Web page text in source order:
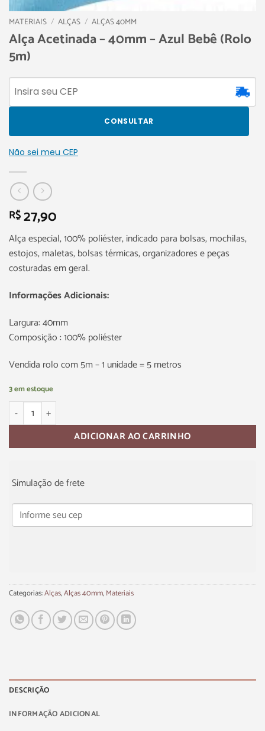
MATERIAIS / ALÇAS / ALÇAS 40MM
Alça Acetinada – 40mm – Azul Bebê (Rolo
5m)
CONSULTAR
Não sei meu CEP
R$27,90
Alça especial, 100% poliéster, indicado para bolsas, mochilas,
estojos, maletas, bolsas térmicas, organizadores e peças
costuradas em geral.
Informações Adicionais:
Largura: 40mm
Composição : 100% poliéster
Vendida rolo com 5m – 1 unidade = 5 metros
3 em estoque
ADICIONAR AO CARRINHO
Simulação de frete
Categorias:Alças,Alças 40mm,Materiais
DESCRIÇÃO
INFORMAÇÃO ADICIONAL